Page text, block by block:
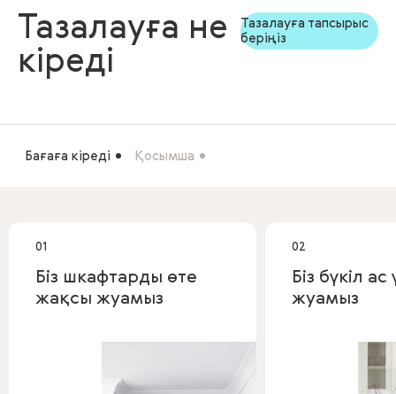
Тазалауға не
кіреді
Тазалауға тапсырыс
беріңіз
Бағаға кіреді Қосымша
01
Біз шкафтарды өте
жақсы жуамыз
02
Біз бүкіл
жуамыз